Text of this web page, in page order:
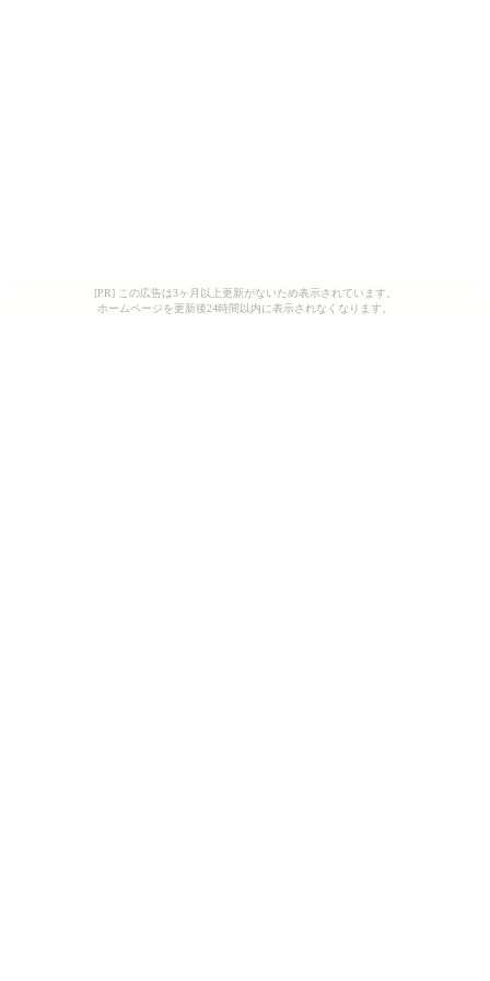
[PR] この広告は3ヶ月以上更新がないため表示されています。
ホームページを更新後24時間以内に表示されなくなります。